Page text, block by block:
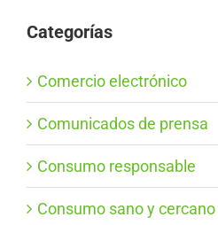
Categorías
Comercio electrónico
Comunicados de prensa
Consumo responsable
Consumo sano y cercano